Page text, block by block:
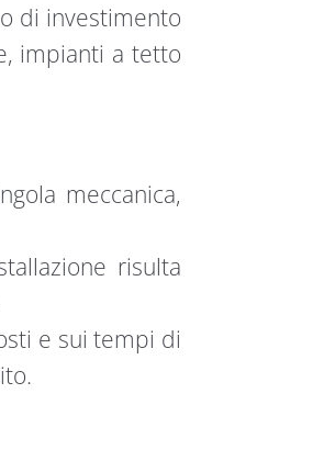
di investimento
impianti a tetto
meccanica,
risulta
e sui tempi di